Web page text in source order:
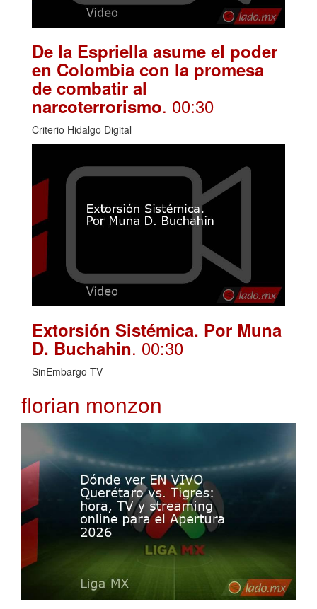
De la Espriella asume el poder
en Colombia con la promesa
de combatir al
narcoterrorismo. 00:30
Criterio Hidalgo Digital
Extorsión Sistémica. Por Muna
D. Buchahin. 00:30
SinEmbargo TV
florian monzon